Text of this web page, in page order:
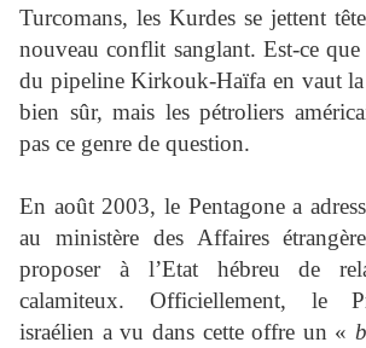
Turcomans, les Kurdes se jettent
nouveau conflit sanglant. Est-ce
du pipeline Kirkouk-Haïfa en vaut
bien sûr, mais les pétroliers
pas ce genre de question.
En août 2003, le Pentagone a
au ministère des Affaires
proposer à l’Etat hébreu de
calamiteux. Officiellement, le
israélien a vu dans cette offre un «